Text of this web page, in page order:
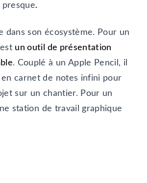
presque.
dans son écosystème. Pour un
un outil de présentation
. Couplé à un Apple Pencil, il
carnet de notes infini pour
sur un chantier. Pour un
station de travail graphique